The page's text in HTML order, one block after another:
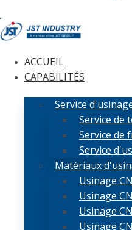
ACCUEIL
CAPABILITÉS
Service
Service de
Service de
Service
Matériaux
Usinage
Usinage
Usinage
Usinage